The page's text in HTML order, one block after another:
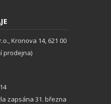
Kronova 14, 621 00
prodejna)
zapsána 31. března